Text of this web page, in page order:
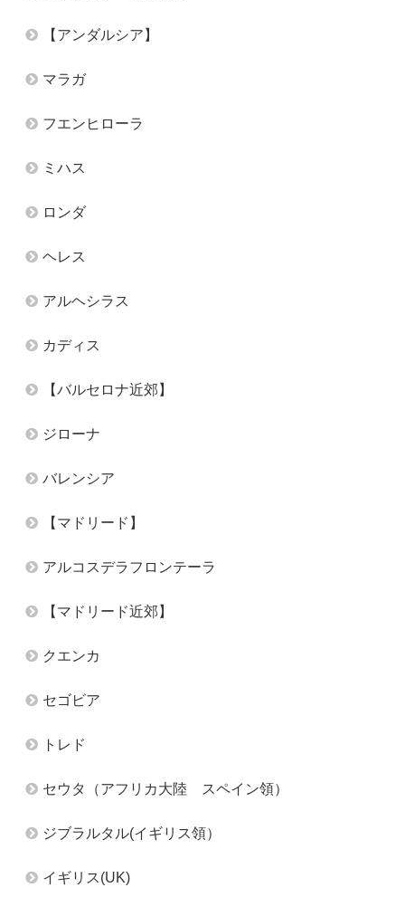
【アンダルシア】
マラガ
フエンヒローラ
ミハス
ロンダ
ヘレス
アルヘシラス
カディス
【バルセロナ近郊】
ジローナ
バレンシア
【マドリード】
アルコスデラフロンテーラ
【マドリード近郊】
クエンカ
セゴビア
トレド
セウタ（アフリカ大陸 スペイン領）
ジブラルタル(イギリス領）
イギリス(UK)